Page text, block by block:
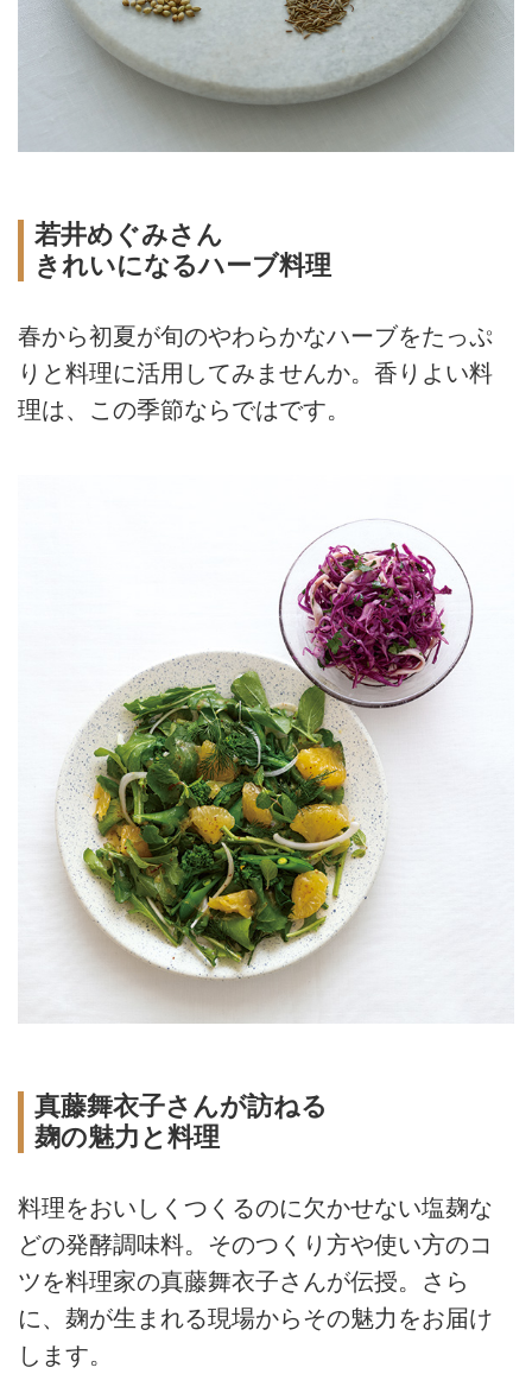
若井めぐみさん
きれいになるハーブ料理
春から初夏が旬のやわらかなハーブをたっぷ
りと料理に活用してみませんか。香りよい料
理は、この季節ならではです。
真藤舞衣子さんが訪ねる
麹の魅力と料理
料理をおいしくつくるのに欠かせない塩麹な
どの発酵調味料。そのつくり方や使い方のコ
ツを料理家の真藤舞衣子さんが伝授。さら
に、麹が生まれる現場からその魅力をお届け
します。